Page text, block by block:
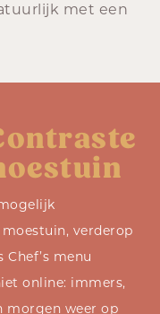
met een
verderop
menu
online: immers,
morgen weer op